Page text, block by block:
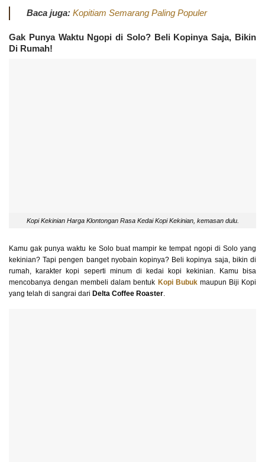
Baca juga: Kopitiam Semarang Paling Populer
Gak Punya Waktu Ngopi di Solo? Beli Kopinya Saja, Bikin
Di Rumah!
Kopi Kekinian Harga Klontongan Rasa Kedai Kopi Kekinian, kemasan dulu.
Kamu gak punya waktu ke Solo buat mampir ke tempat ngopi di Solo yang
kekinian? Tapi pengen banget nyobain kopinya? Beli kopinya saja, bikin di
rumah, karakter kopi seperti minum di kedai kopi kekinian. Kamu bisa
mencobanya dengan membeli dalam bentuk Kopi Bubukmaupun Biji Kopi
yang telah di sangrai dari Delta Coffee Roaster.